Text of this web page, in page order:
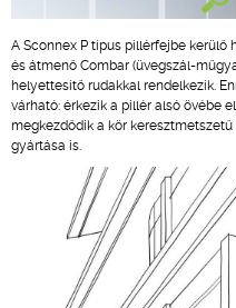
A Sconnex P típus pillérfejbe
és átmenő Combar (üvegszál-
helyettesítő rudakkal rendelkezik.
várható: érkezik a pillér alsó övébe
megkezdődik a kör
gyártása is.